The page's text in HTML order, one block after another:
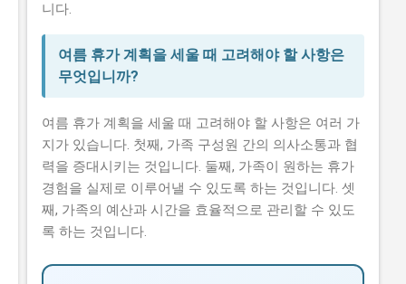
니다.
여름 휴가 계획을 세울 때 고려해야 할 사항은
무엇입니까?
여름 휴가 계획을 세울 때 고려해야 할 사항은 여러 가
지가 있습니다. 첫째, 가족 구성원 간의 의사소통과 협
력을 증대시키는 것입니다. 둘째, 가족이 원하는 휴가
경험을 실제로 이루어낼 수 있도록 하는 것입니다. 셋
째, 가족의 예산과 시간을 효율적으로 관리할 수 있도
록 하는 것입니다.